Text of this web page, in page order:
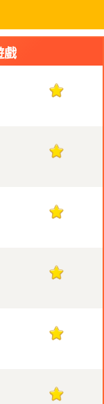
戲
1
1
1
1
1
1